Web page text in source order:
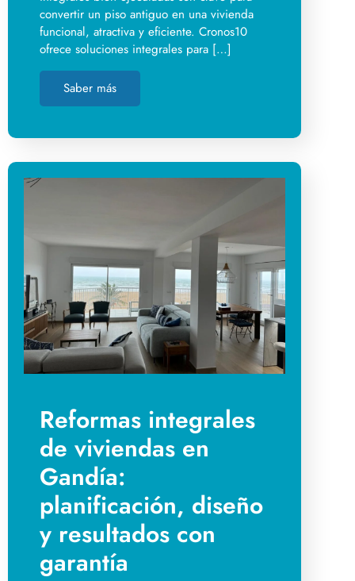
convertir un piso antiguo en una vivienda
funcional, atractiva y eficiente. Cronos10
ofrece soluciones integrales para […]
Saber más
Reformas integrales
de viviendas en
Gandía:
planificación, diseño
y resultados con
garantía